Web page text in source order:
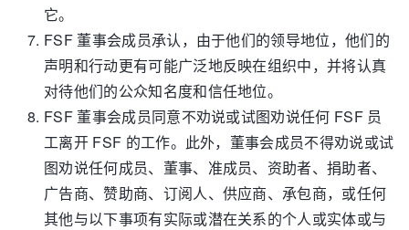
它。
FSF 董事会成员承认，由于他们的领导地位，他们的
声明和行动更有可能广泛地反映在组织中，并将认真
对待他们的公众知名度和信任地位。
FSF 董事会成员同意不劝说或试图劝说任何 FSF 员
工离开 FSF 的工作。此外，董事会成员不得劝说或试
图劝说任何成员、董事、准成员、资助者、捐助者、
广告商、赞助商、订阅人、供应商、承包商，或任何
其他与以下事项有实际或潜在关系的个人或实体或与